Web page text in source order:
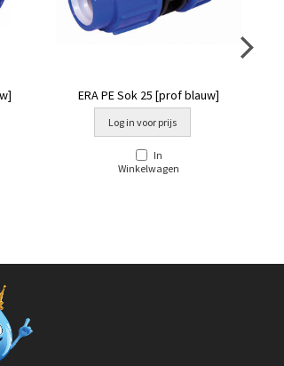
ERA PE Sok 25 [prof blauw]
Log in voor prijs
In
Winkelwagen